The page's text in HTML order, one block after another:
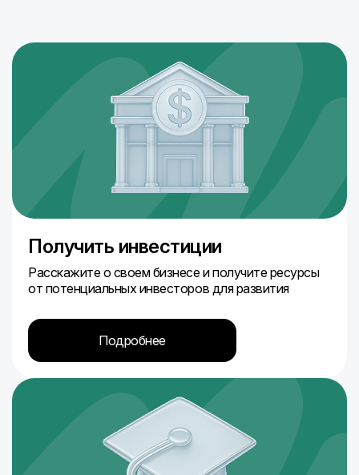
Получить инвестиции
Расскажите о своем бизнесе и получите ресурсы
от потенциальных инвесторов для развития
Подробнее